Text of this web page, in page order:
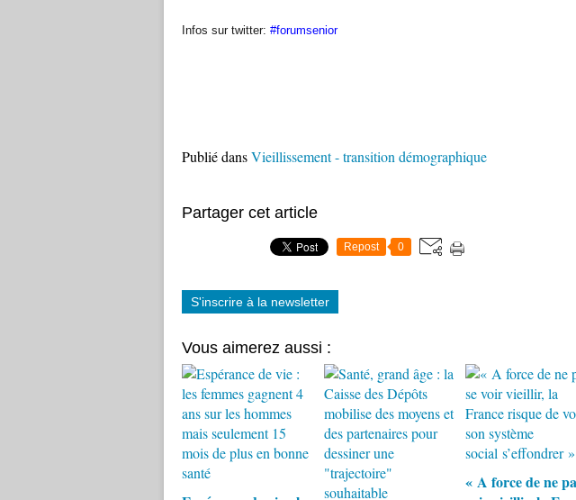
Infos sur twitter: #forumsenior
Publié dansVieillissement - transition démographique
Partager cet article
Repost 0
S'inscrire à la newsletter
Vous aimerez aussi :
« A force de ne